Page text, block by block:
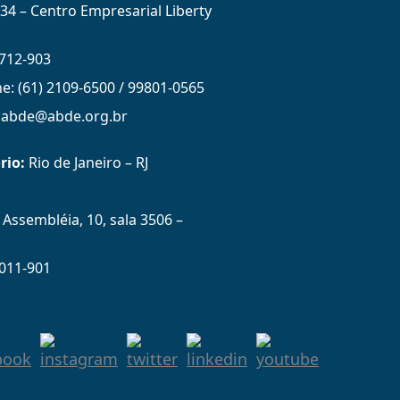
– Centro Empresarial Liberty
903
(61) 2109-6500 / 99801-0565
Rio de Janeiro – RJ
10, sala 3506 –
901